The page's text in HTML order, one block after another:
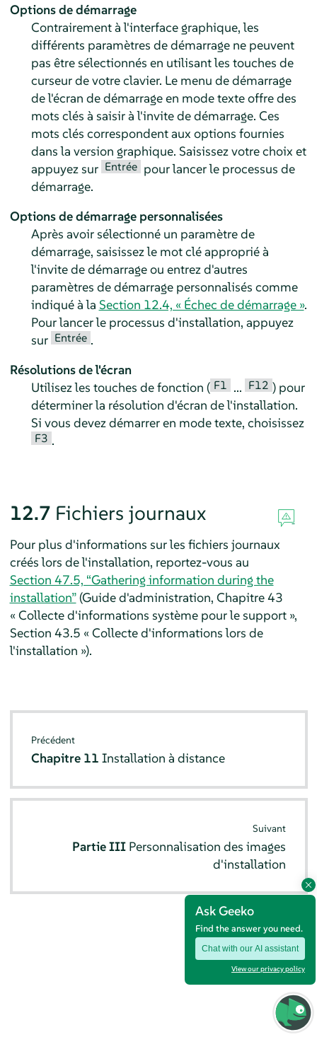
Ask Geeko
Find the answer you need.
Chat with our AI assistant
View our privacy policy
Options de démarrage
Contrairement à l'interface graphique, les
différents paramètres de démarrage ne peuvent
pas être sélectionnés en utilisant les touches de
curseur de votre clavier. Le menu de démarrage
de l'écran de démarrage en mode texte offre des
mots clés à saisir à l'invite de démarrage. Ces
mots clés correspondent aux options fournies
dans la version graphique. Saisissez votre choix et
appuyez sur Entrée pour lancer le processus de
démarrage.
Options de démarrage personnalisées
Après avoir sélectionné un paramètre de
démarrage, saisissez le mot clé approprié à
l'invite de démarrage ou entrez d'autres
paramètres de démarrage personnalisés comme
indiqué à la Section 12.4, « Échec de démarrage ».
Pour lancer le processus d'installation, appuyez
sur Entrée .
Résolutions de l'écran
Utilisez les touches de fonction ( F1 ... F12 ) pour
déterminer la résolution d'écran de l'installation.
Si vous devez démarrer en mode texte, choisissez
F3 .
12.7 Fichiers journaux
Pour plus d'informations sur les fichiers journaux
créés lors de l'installation, reportez-vous au
Section 47.5, “Gathering information during the
installation”(Guide d'administration, Chapitre 43
« Collecte d'informations système pour le support »,
Section 43.5 « Collecte d'informations lors de
l'installation »).
Précédent
Chapitre 11Installation à distance
Suivant
Partie III Personnalisation des images
d'installation